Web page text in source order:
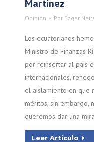
Martínez
Opinión Por Edgar
Los ecuatorianos
Ministro de Finanzas
por reinsertar al país
internacionales,
el aislamiento en que
méritos, sin embargo,
queremos dar una
Leer Artículo